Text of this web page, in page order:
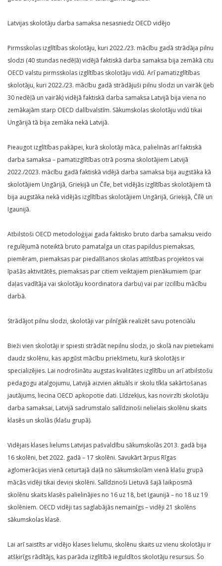
Latvijas skolotāju darba samaksa nesasniedz OECD vidējo
Pirmsskolas izglītības skolotāju, kuri 2022./23. mācību gadā strādāja pilnu
slodzi (40 stundas nedēļā) vidējā faktiskā darba samaksa bija zemākā citu
OECD valstu pirmsskolas izglītības skolotāju vidū. Arī pamatizglītības
skolotāju, kuri 2022./23. mācību gadā strādājuši pilnu slodzi un vairāk (jeb
30 nedēļā un vairāk) vidējā faktiskā darba samaksa Latvijā bija viena no
zemākajām starp OECD dalībvalstīm. Sākumskolas skolotāju vidū tikai
Ungārijā tā bija zemāka nekā Latvijā.
Pieaugot izglītības pakāpei, kurā skolotāji māca, palielinās arī faktiskā
darba samaksa – pamatizglītības otrā posma skolotājiem Latvijā
2022./2023. mācību gadā faktiskā vidējā darba samaksa bija augstāka kā
skolotājiem Ungārijā, Grieķijā un Čīle, bet vidējās izglītības skolotājiem tā
bija augstāka nekā vidējās izglītības skolotājiem Ungārijā, Grieķijā, Čīlē un
Igaunijā.
Atbilstoši OECD metodoloģijai gada faktisko bruto darba samaksu veido
regulējumā noteiktā bruto pamatalga un citas papildus piemaksas,
piemēram, piemaksas par piedalīšanos skolas attīstības projektos vai
īpašās aktivitātēs, piemaksas par citiem veiktajiem pienākumiem (par
daļas vadītāja vai skolotāju koordinatora darbu) vai par izcilību mācību
darbā.
Strādājot pilnu slodzi, skolotāji var pilnīgāk realizēt savu potenciālu
Bieži vien skolotāji ir spiesti strādāt nepilnu slodzi, jo skolā nav pietiekami
daudz skolēnu, kas apgūst mācību priekšmetu, kurā skolotājs ir
specializējies. Lai nodrošinātu augstas kvalitātes izglītību un arī atbilstošu
pedagogu atalgojumu, Latvijā aizvien aktuāls ir skolu tīkla sakārtošanas
jautājums, liecina OECD apkopotie dati. Līdzekļus, kas novirzīti skolotāju
darba samaksai, Latvijā sadrumstalo salīdzinoši nelielais skolēnu skaits
klasēs un skolās (klašu grupā).
Vidējais klases lielums Latvijas pašvaldību sākumskolās 2013. gadā bija
16 skolēni, bet 2022. gadā – 17 skolēni. Savukārt ārpus Rīgas
aglomerācijas vienā ceturtajā daļā no sākumskolām vienā klašu grupā
mācās vidēji tikai deviņi skolēni. Salīdzinoši Lietuvā šajā laikposmā
skolēnu skaits klasēs palielinājies no 16 uz 18, bet Igaunijā – no 18 uz 19
skolēniem. OECD vidēji tas saglabājās nemainīgs – vidēji 21 skolēns
sākumskolas klasē.
Lai arī saistīts ar vidējo klases lielumu, skolēnu skaits uz vienu skolotāju ir
atšķirīgs rādītājs, kas parāda izglītībā ieguldītos skolotāju resursus. Šo